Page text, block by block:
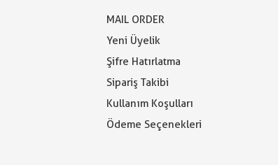
MAIL ORDER
Yeni Üyelik
Şifre Hatırlatma
Sipariş Takibi
Kullanım Koşulları
Ödeme Seçenekleri